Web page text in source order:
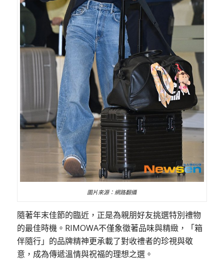
圖片來源：網路翻攝
隨著年末佳節的臨近，正是為親朋好友挑選特別禮物
的最佳時機。RIMOWA不僅象徵著品味與精緻，「箱
伴隨行」的品牌精神更承載了對收禮者的珍視與敬
意，成為傳遞溫情與祝福的理想之選。